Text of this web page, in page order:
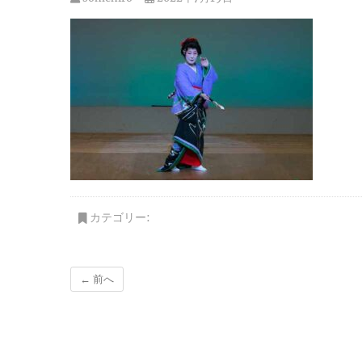
カテゴリー:
← 前へ